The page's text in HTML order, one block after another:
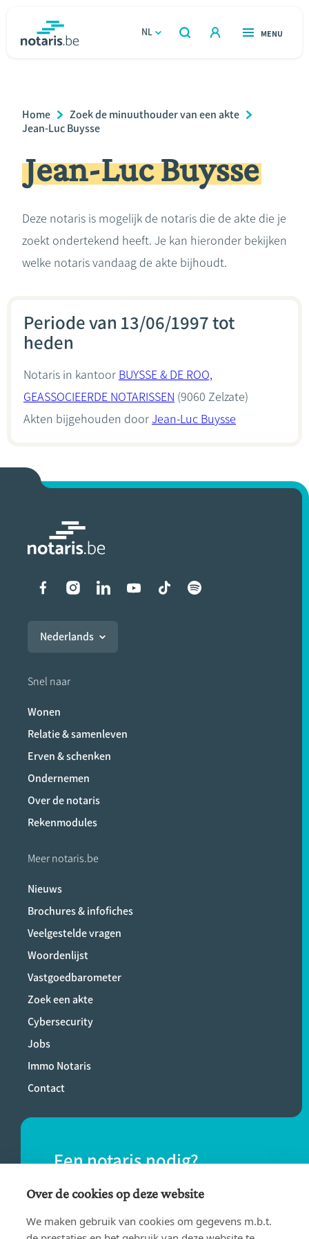
gaan
NL
OPEN
ZOEKEN
OPEN
MENU
Relatie & samenleven
Erven & schenken
Over de notaris
Breadcrumb
Home
Zoek de minuuthouder van een akte
Jean-Luc Buysse
Jean-Luc Buysse
Deze notaris is mogelijk de notaris die de akte die je
zoekt ondertekend heeft. Je kan hieronder bekijken
welke notaris vandaag de akte bijhoudt.
Periode van 13/06/1997 tot
heden
Notaris in kantoor BUYSSE & DE ROO,
GEASSOCIEERDE NOTARISSEN (9060 Zelzate)
Akten bijgehouden door Jean-Luc Buysse
Liens vers les réseaux
Nederlands
Snel naar
Wonen
Relatie & samenleven
Erven & schenken
Ondernemen
Over de notaris
Rekenmodules
Meer notaris.be
Nieuws
Brochures & infofiches
Veelgestelde vragen
Woordenlijst
Vastgoedbarometer
Zoek een akte
Cybersecurity
Jobs
Immo Notaris
Contact
Een notaris nodig?
Vind eenvoudig een notaris bij jou in de
buurt.
Over de cookies op deze website
We maken gebruik van cookies om gegevens m.b.t.